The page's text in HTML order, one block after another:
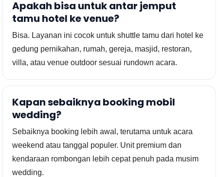
Apakah bisa untuk antar jemput
tamu hotel ke venue?
Bisa. Layanan ini cocok untuk shuttle tamu dari hotel ke
gedung pernikahan, rumah, gereja, masjid, restoran,
villa, atau venue outdoor sesuai rundown acara.
Kapan sebaiknya booking mobil
wedding?
Sebaiknya booking lebih awal, terutama untuk acara
weekend atau tanggal populer. Unit premium dan
kendaraan rombongan lebih cepat penuh pada musim
wedding.